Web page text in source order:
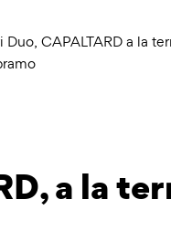
Duo, CAPALTARD a la
a la